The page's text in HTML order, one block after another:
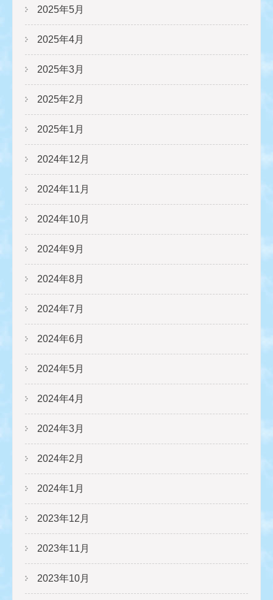
2025年5月
2025年4月
2025年3月
2025年2月
2025年1月
2024年12月
2024年11月
2024年10月
2024年9月
2024年8月
2024年7月
2024年6月
2024年5月
2024年4月
2024年3月
2024年2月
2024年1月
2023年12月
2023年11月
2023年10月